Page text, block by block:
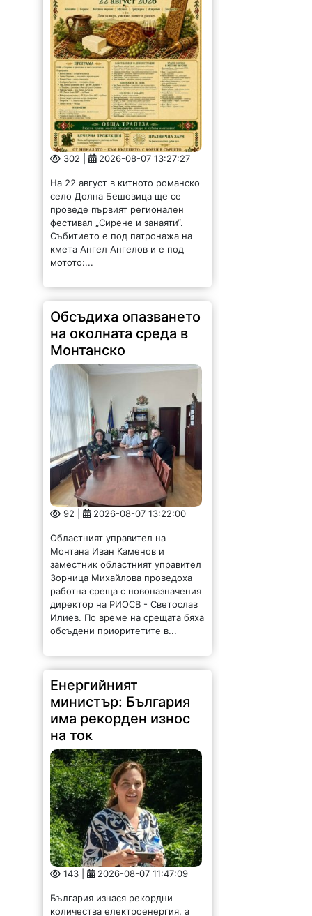
302 | 2026-08-07 13:27:27
На 22 август в китното романско
село Долна Бешовица ще се
проведе първият регионален
фестивал „Сирене и занаяти“.
Събитието е под патронажа на
кмета Ангел Ангелов и е под
мотото:...
Обсъдиха опазването
на околната среда в
Монтанско
92 | 2026-08-07 13:22:00
Областният управител на
Монтана Иван Каменов и
заместник областният управител
Зорница Михайлова проведоха
работна среща с новоназначения
директор на РИОСВ - Светослав
Илиев. По време на срещата бяха
обсъдени приоритетите в...
Енергийният
министър: България
има рекорден износ
на ток
143 | 2026-08-07 11:47:09
България изнася рекордни
количества електроенергия, а